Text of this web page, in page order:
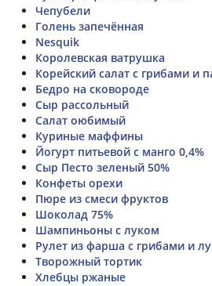
Чепубели
Голень запечённая
Nesquik
Королевская ватрушка
Корейский салат с грибами и
Бедро на сковороде
Сыр рассольный
Салат оюбимый
Куриные маффины
Йогурт питьевой с манго 0,4%
Сыр Песто зеленый 50%
Конфеты орехи
Пюре из смеси фруктов
Шоколад 75%
Шампиньоны с луком
Рулет из фарша с грибами и
Творожный тортик
Хлебцы ржаные